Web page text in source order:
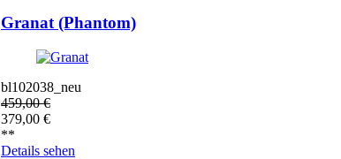
Granat (Phantom)
bl102038_neu
459,00€
379,00 €
**
Details sehen